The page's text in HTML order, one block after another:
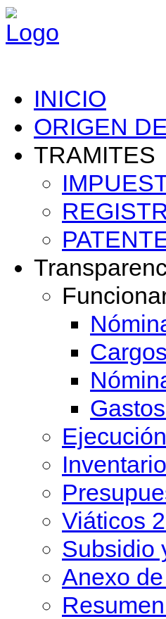
INICIO
ORIGEN
TRAMITES
Inventario
Viáticos
Subsidio
Anexo